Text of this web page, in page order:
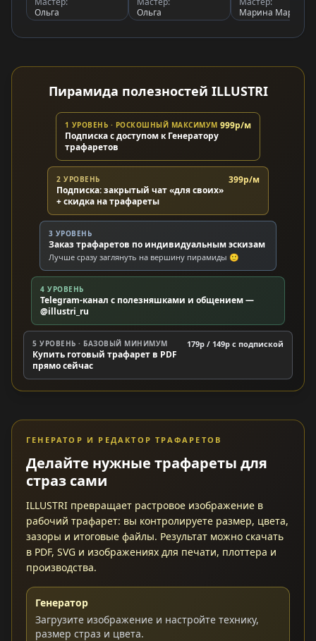
Ольга
Ольга
Марина Марина
Пирамида полезностей ILLUSTRI
1 УРОВЕНЬ · РОСКОШНЫЙ МАКСИМУМ
Подписка с доступом к Генератору
трафаретов
999р/м
2 УРОВЕНЬ
Подписка: закрытый чат «для своих»
+ скидка на трафареты
399р/м
3 УРОВЕНЬ
Заказ трафаретов по индивидуальным эскизам
Лучше сразу заглянуть на вершину пирамиды 🙂
4 УРОВЕНЬ
Telegram-канал с полезняшками и общением —
@illustri_ru
5 УРОВЕНЬ · БАЗОВЫЙ МИНИМУМ
Купить готовый трафарет в PDF
прямо сейчас
179р / 149р c подпиской
ГЕНЕРАТОР И РЕДАКТОР ТРАФАРЕТОВ
Делайте нужные трафареты для
страз сами
ILLUSTRI превращает растровое изображение в
рабочий трафарет: вы контролируете размер, цвета,
зазоры и итоговые файлы. Результат можно скачать
в PDF, SVG и изображениях для печати, плоттера и
производства.
Генератор
Загрузите изображение и настройте технику,
размер страз и цвета.